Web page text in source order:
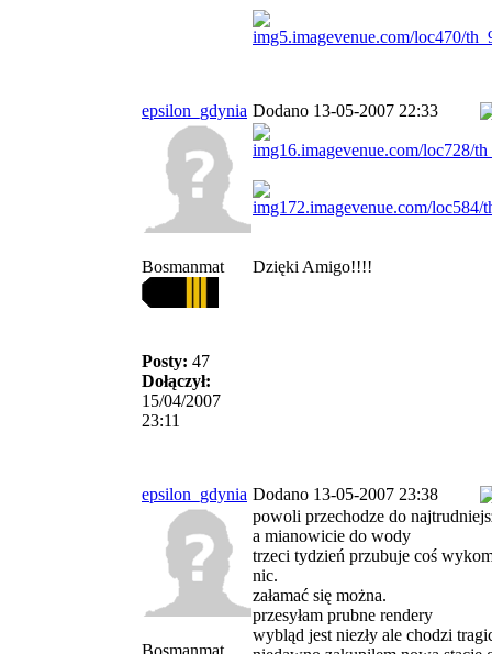
epsilon_gdynia Dodano 13-05-2007 22:33
Bosmanmat
Posty: 47
Dołączył:
15/04/2007
23:11
Dzięki Amigo!!!!
epsilon_gdynia Dodano 13-05-2007 23:38
Bosmanmat
powoli przechodze do
a mianowicie do wody
trzeci tydzień przubuje coś
nic.
załamać się można.
przesyłam prubne rendery
wybląd jest niezły ale chodzi